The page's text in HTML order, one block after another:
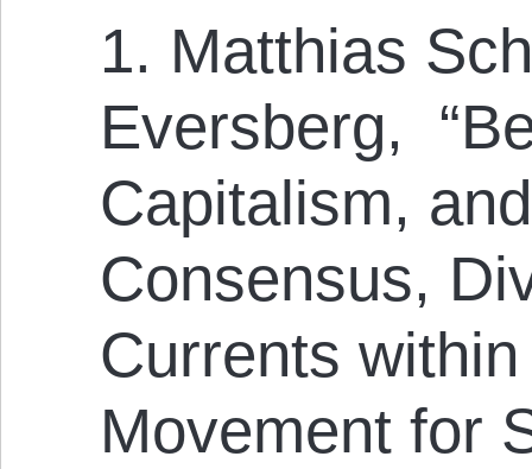
1. Matthias
Eversberg,
Capitalism,
Consensus,
Currents
Movement for